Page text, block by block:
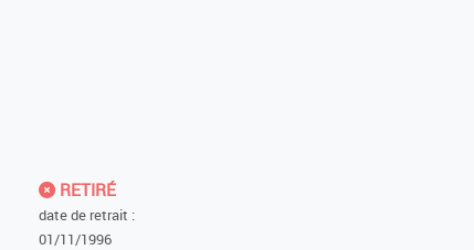
RETIRÉ
date de retrait :
01/11/1996